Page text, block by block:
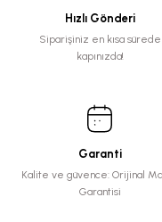
Hızlı Gönderi
Siparişiniz en kısa sürede
kapınızda!
Garanti
Kalite ve güvence: Orijinal
Garantisi